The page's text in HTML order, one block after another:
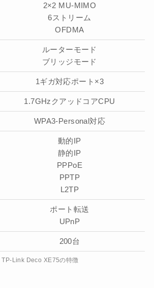
2×2 MU-MIMO
6ストリーム
OFDMA
ルーターモード
ブリッジモード
1ギガ対応ポート×3
1.7GHzクアッドコアCPU
WPA3-Personal対応
動的IP
静的IP
PPPoE
PPTP
L2TP
ポート転送
UPnP
200台
TP-Link Deco XE75の特徴